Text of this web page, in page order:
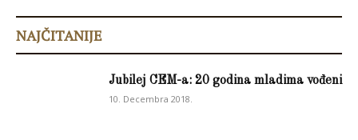
NAJČITANIJE
Jubilej CEM-a: 20 godina mladima vođeni
10. Decembra 2018.